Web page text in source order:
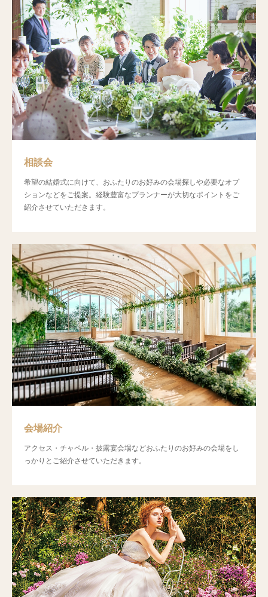
相談会
希望の結婚式に向けて、おふたりのお好みの会場探しや必要なオプ
ションなどをご提案。経験豊富なプランナーが大切なポイントをご
紹介させていただきます。
会場紹介
アクセス・チャペル・披露宴会場などおふたりのお好みの会場をし
っかりとご紹介させていただきます。